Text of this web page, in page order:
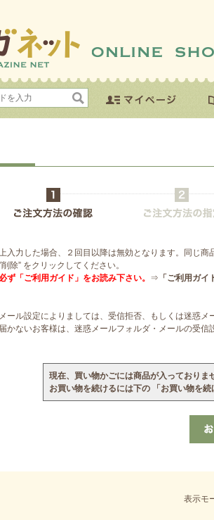
入力した場合、２回目以降は無効となります。同じ商
除” をクリックしてください。
ず「ご利用ガイド」をお読み下さい。 ⇒ 「ご利用ガイ
ール設定によりましては、受信拒否、もしくは迷惑
かないお客様は、迷惑メールフォルダ・メールの受
現在、買い物かごには商品が入っておりま
お買い物を続けるには下の 「お買い物を続
表示モ